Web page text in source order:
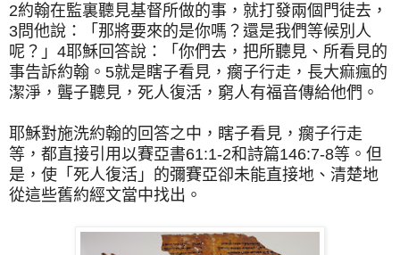
2約翰在監裏聽見基督所做的事，就打發兩個門徒去，
3問他說：「那將要來的是你嗎？還是我們等候別人
呢？」4耶穌回答說：「你們去，把所聽見、所看見的
事告訴約翰。5就是瞎子看見，瘸子行走，長大痲瘋的
潔淨，聾子聽見，死人復活，窮人有福音傳給他們。
耶穌對施洗約翰的回答之中，瞎子看見，瘸子行走
等，都直接引用以賽亞書61:1-2和詩篇146:7-8等。但
是，使「死人復活」的彌賽亞卻未能直接地、清楚地
從這些舊約經文當中找出。